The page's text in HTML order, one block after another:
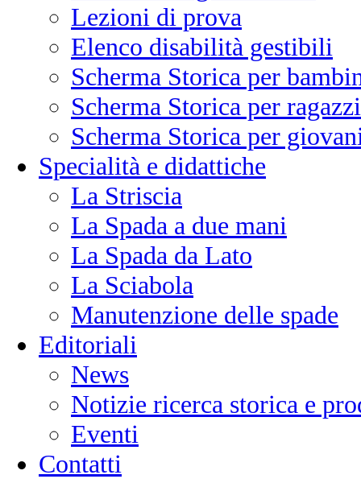
Lezioni di prova
Elenco disabilità gestibili
Scherma Storica per
Scherma Storica per ragazzi
Scherma Storica per
Specialità e didattiche
La Striscia
La Spada a due mani
La Spada da Lato
La Sciabola
Manutenzione delle spade
Editoriali
News
Notizie ricerca storica e
Eventi
Contatti